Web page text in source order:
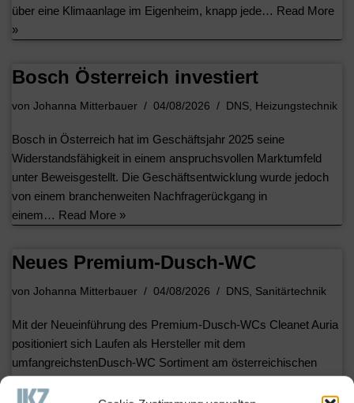
über eine Klimaanlage im Eigenheim, knapp jede… Read More
»
Bosch Österreich investiert
von Johanna Mitterbauer 04/08/2026 DNS, Heizungstechnik
Bosch in Österreich hat im Geschäftsjahr 2025 seine
Widerstandsfähigkeit in einem anspruchsvollen Marktumfeld
unter Beweisgestellt. Die Geschäftsentwicklung wurde jedoch
von einem branchenweiten Nachfragerückgang in
einem… Read More »
Neues Premium-Dusch-WC
von Johanna Mitterbauer 04/08/2026 DNS, Sanitärtechnik
Mit der Neueinführung des Premium-Dusch-WCs Cleanet Auria
positioniert sich Laufen als Hersteller mit dem
umfangreichstenDusch-WC Sortiment am österreichischen
die…Read More »